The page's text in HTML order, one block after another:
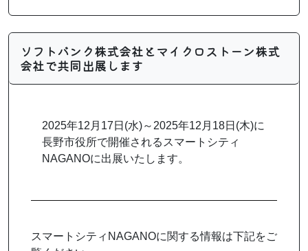
ソフトバンク株式会社とマイクロストーン株式
会社で共同出展します
2025年12月17日(水)～2025年12月18日(木)に
長野市役所で開催されるスマートシティ
NAGANOに出展いたします。
スマートシティNAGANOに関する情報は下記をご